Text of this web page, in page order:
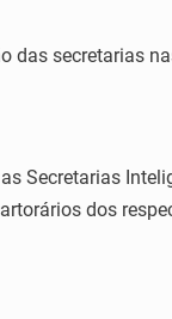
das secretarias
Secretarias
dos